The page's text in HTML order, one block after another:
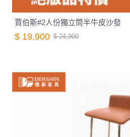
賈伯斯#2人份獨立筒半牛皮沙發
$ 19,900 $ 24,900